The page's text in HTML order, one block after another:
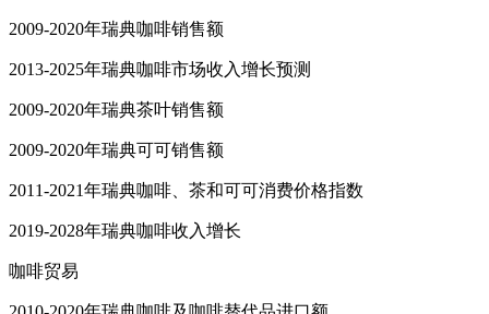
2009-2020年瑞典咖啡销售额
2013-2025年瑞典咖啡市场收入增长预测
2009-2020年瑞典茶叶销售额
2009-2020年瑞典可可销售额
2011-2021年瑞典咖啡、茶和可可消费价格指数
2019-2028年瑞典咖啡收入增长
咖啡贸易